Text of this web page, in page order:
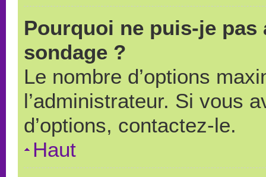
Pourquoi ne puis-je
sondage ?
Le nombre d’options
l’administrateur. Si vous
d’options, contactez-le.
Haut